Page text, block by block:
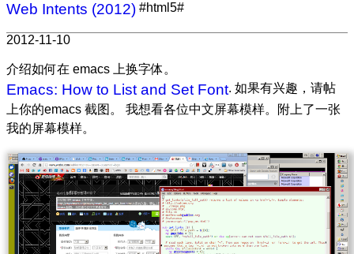
Web Intents (2012) #html5#
2012-11-10
介绍如何在 emacs 上换字体。
Emacs: How to List and Set Font. 如果有兴趣，请帖
上你的emacs 截图。 我想看各位中文屏幕模样。附上了一张
我的屏幕模样。